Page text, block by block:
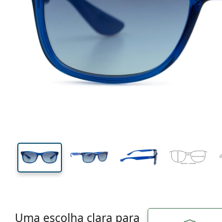
Calibre total dos óculos
35 mm
Comprimento do cristal
48 mm
Calibre do cristal
Uma escolha clara para